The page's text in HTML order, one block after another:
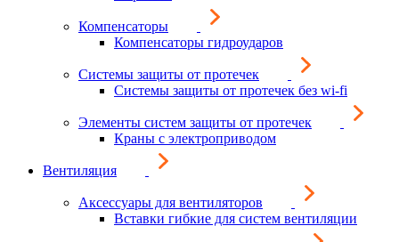
Компенсаторы
Компенсаторы гидроударов
Системы защиты от протечек
Системы защиты от протечек без wi-fi
Элементы систем защиты от протечек
Краны с электроприводом
Вентиляция
Аксессуары для вентиляторов
Вставки гибкие для систем вентиляции